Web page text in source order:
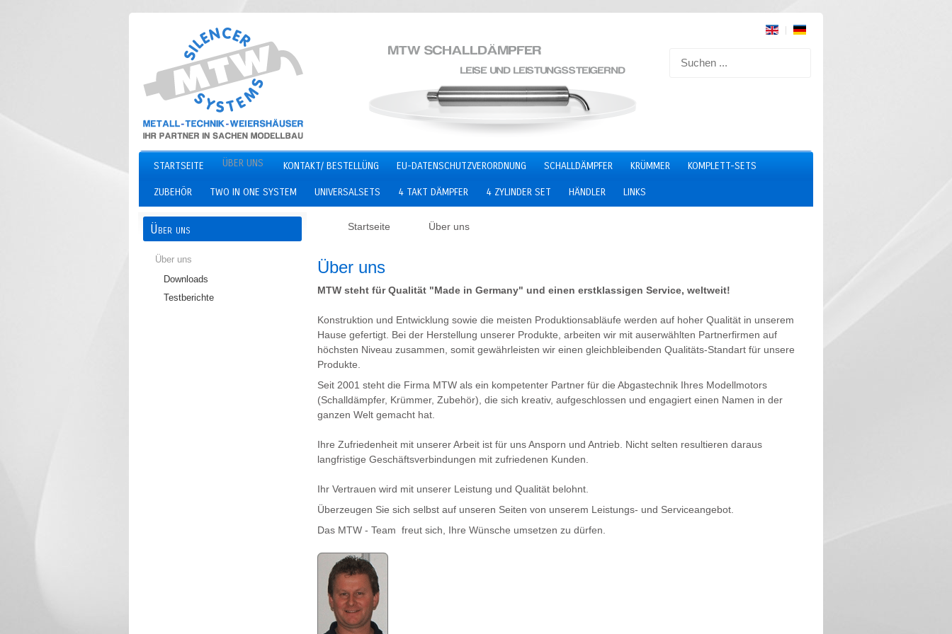
STARTSEITE ÜBER UNS KONTAKT/ BESTELLÜNG EU-DATENSCHUTZVERORDNUNG SCHALLDÄMPFER KRÜMMER KOMPLETT-SETS
ZUBEHÖR TWO IN ONE SYSTEM UNIVERSALSETS 4 TAKT DÄMPFER 4 ZYLINDER SET HÄNDLER LINKS
Startseite Über uns
Über uns
MTW steht für Qualität "Made in Germany" und einen erstklassigen Service, weltweit!
Konstruktion und Entwicklung sowie die meisten Produktionsabläufe werden auf hoher Qualität in unserem
Hause gefertigt. Bei der Herstellung unserer Produkte, arbeiten wir mit auserwählten Partnerfirmen auf
höchsten Niveau zusammen, somit gewährleisten wir einen gleichbleibenden Qualitäts-Standart für unsere
Produkte.
Seit 2001 steht die Firma MTW als ein kompetenter Partner für die Abgastechnik Ihres Modellmotors
(Schalldämpfer, Krümmer, Zubehör), die sich kreativ, aufgeschlossen und engagiert einen Namen in der
ganzen Welt gemacht hat.
Ihre Zufriedenheit mit unserer Arbeit ist für uns Ansporn und Antrieb. Nicht selten resultieren daraus
langfristige Geschäftsverbindungen mit zufriedenen Kunden.
Ihr Vertrauen wird mit unserer Leistung und Qualität belohnt.
Überzeugen Sie sich selbst auf unseren Seiten von unserem Leistungs- und Serviceangebot.
Das MTW - Team freut sich, Ihre Wünsche umsetzen zu dürfen.
Über uns
Über uns
Downloads
Testberichte